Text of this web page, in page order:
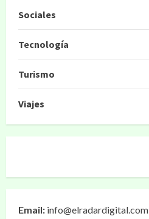
Sociales
Tecnología
Turismo
Viajes
Email: info@elradardigital.com